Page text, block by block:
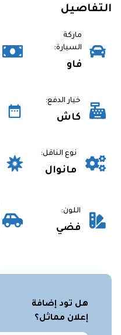
الاتصال للجادين
01005461288
التفاصيل
ماركة
السيارة:
فاو
خيار الدفع:
كاش
نوع الناقل:
مانوال
اللون:
فضي
هل تود إضافة
إعلان مماثل؟